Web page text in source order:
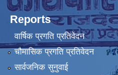
Reports
वार्षिक प्रगति प्रतिवेदन
चौमासिक प्रगति प्रतिवेदन
सार्वजनिक सुनुवाई